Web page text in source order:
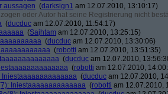
aussagen (darksign1 am 12.07.2010, 13:10:17)
oder Autor hat seine Registrierung nicht
(ducduc am 12.07.2010, 11:54:17)
(Sajhtam am 12.07.2010, 13:25:15)
(ducduc am 12.07.2010, 13:30:06)
(robotti am 12.07.2010, 13:51:35)
(ducduc am 12.07.2010,
(robotti am 12.07.2010,
Iniestaaaaaaaaaaaaaa (ducduc am 12.07.2010,
Iniestaaaaaaaaaaaaaa (robotti am 12.07.2010,